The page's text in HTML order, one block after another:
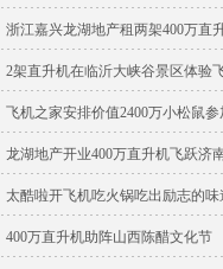
浙江嘉兴龙湖地产租两架400万直
2架直升机在临沂大峡谷景区体验
飞机之家安排价值2400万小松鼠
龙湖地产开业400万直升机飞跃济
太酷啦开飞机吃火锅吃出励志的味
400万直升机助阵山西陈醋文化节